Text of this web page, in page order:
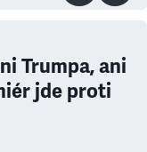
Trumpa, ani
jde proti